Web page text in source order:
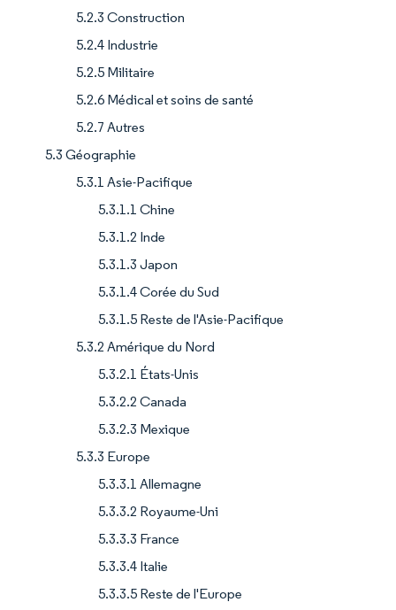
5.2.3 Construction
5.2.4 Industrie
5.2.5 Militaire
5.2.6 Médical et soins de santé
5.2.7 Autres
5.3 Géographie
5.3.1 Asie-Pacifique
5.3.1.1 Chine
5.3.1.2 Inde
5.3.1.3 Japon
5.3.1.4 Corée du Sud
5.3.1.5 Reste de l'Asie-Pacifique
5.3.2 Amérique du Nord
5.3.2.1 États-Unis
5.3.2.2 Canada
5.3.2.3 Mexique
5.3.3 Europe
5.3.3.1 Allemagne
5.3.3.2 Royaume-Uni
5.3.3.3 France
5.3.3.4 Italie
5.3.3.5 Reste de l'Europe